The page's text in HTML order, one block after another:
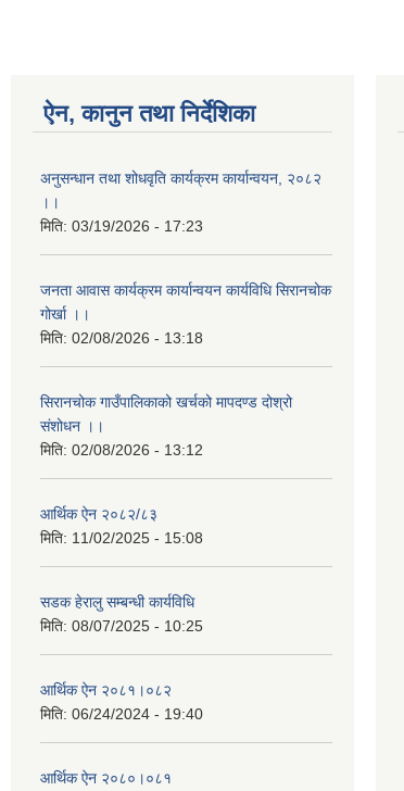
ऐन, कानुन तथा निर्देशिका
अनुसन्धान तथा शोधवृति कार्यक्रम कार्यान्वयन, २०८२
।।
मिति: 03/19/2026 - 17:23
जनता आवास कार्यक्रम कार्यान्वयन कार्यविधि सिरानचोक
गोर्खा ।।
मिति: 02/08/2026 - 13:18
सिरानचोक गाउँपालिकाको खर्चको मापदण्ड दोश्रो
संशोधन ।।
मिति: 02/08/2026 - 13:12
आर्थिक ऐन २०८२/८३
मिति: 11/02/2025 - 15:08
सडक हेरालु सम्बन्धी कार्यविधि
मिति: 08/07/2025 - 10:25
आर्थिक ऐन २०८१।०८२
मिति: 06/24/2024 - 19:40
आर्थिक ऐन २०८०।०८१